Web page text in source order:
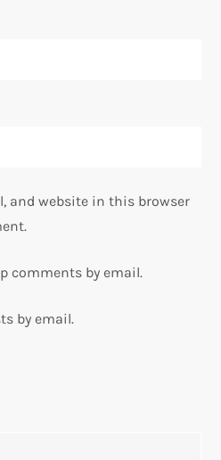
and website in this browser
comments by email.
by email.